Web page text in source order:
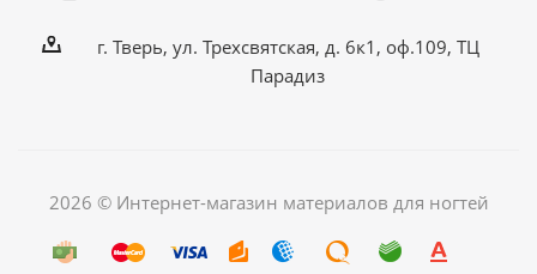
г. Тверь, ул. Трехсвятская, д. 6к1, оф.109, ТЦ
Парадиз
2026 © Интернет-магазин материалов для ногтей